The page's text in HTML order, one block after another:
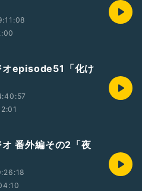
オepisode51「化け
番外編その2「夜